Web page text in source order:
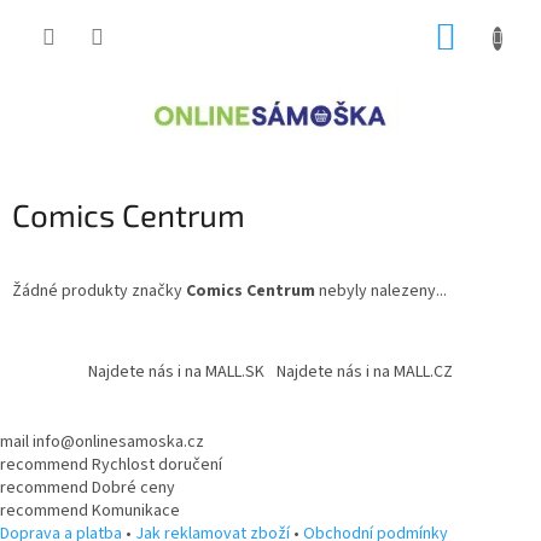
Comics Centrum
Žádné produkty značky Comics Centrum nebyly nalezeny...
t
í
Najdete nás i na MALL.SK Najdete nás i na MALL.CZ
mailinfo@onlinesamoska.cz
recommend Rychlost doručení
recommend Dobré ceny
recommend Komunikace
Doprava a platba • Jak reklamovat zboží• Obchodní podmínky